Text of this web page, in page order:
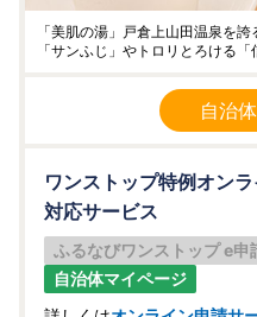
「美肌の湯」戸倉上山田温泉を
「サンふじ」やトロリとろける
自治
ワンストップ特例オン
対応サービス
ふるなびワンストップ e申
自治体マイページ